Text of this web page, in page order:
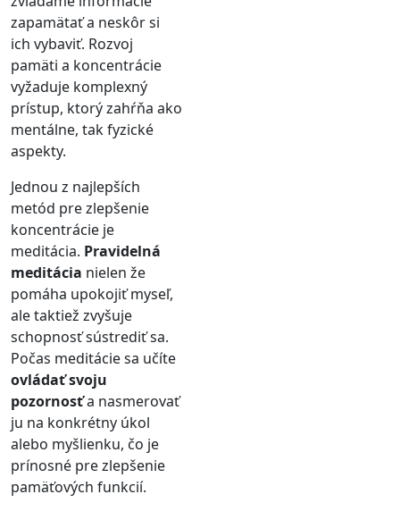
zapamätať a neskôr si
ich vybaviť. Rozvoj
pamäti a koncentrácie
vyžaduje komplexný
prístup, ktorý zahŕňa ako
mentálne, tak fyzické
aspekty.
Jednou z najlepších
metód pre zlepšenie
koncentrácie je
meditácia. Pravidelná
meditácia nielen že
pomáha upokojiť myseľ,
ale taktiež zvyšuje
schopnosť sústrediť sa.
Počas meditácie sa učíte
ovládať svoju
pozornosťa nasmerovať
ju na konkrétny úkol
alebo myšlienku, čo je
prínosné pre zlepšenie
pamäťových funkcií.